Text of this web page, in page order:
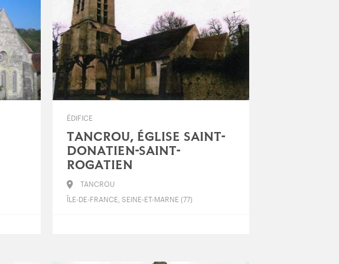
ÉDIFICE
TANCROU, ÉGLISE SAINT-
DONATIEN-SAINT-
ROGATIEN
TANCROU
ÎLE-DE-FRANCE, SEINE-ET-MARNE (77)